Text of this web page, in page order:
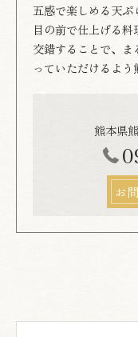
五感で楽しめる天ぷ
目の前で仕上げる
交錯することで、
っていただけるよう
熊本県
お